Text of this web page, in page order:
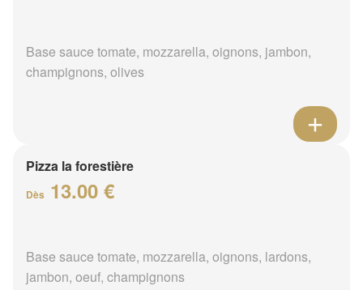
Base sauce tomate, mozzarella, oignons, jambon,
champignons, olives
Pizza la forestière
Dès 13.00 €
Base sauce tomate, mozzarella, oignons, lardons,
jambon, oeuf, champignons